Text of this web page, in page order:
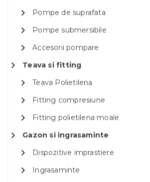
Pompe de suprafata
Pompe submersibile
Accesorii pompare
Teava si fitting
Teava Polietilena
Fitting compresiune
Fitting polietilena moale
Gazon si ingrasaminte
Dispozitive imprastiere
Ingrasaminte